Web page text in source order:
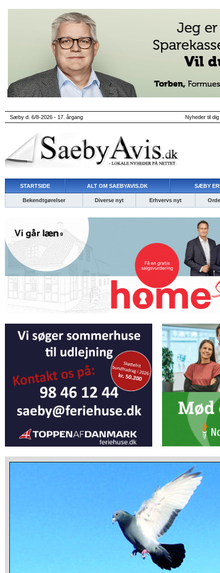
Sæby d. 6/8-2026 - 17. årgang Nyheder til
STARTSIDE ALT OM SAEBYAVIS.DK SÆBY
Bekendtgørelser Diverse nyt Erhvervs nyt